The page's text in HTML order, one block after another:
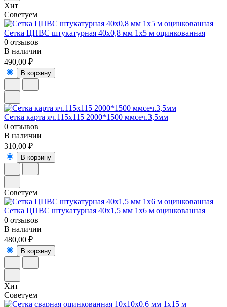
Хит
Советуем
Сетка ЦПВС штукатурная 40х0,8 мм 1х5 м оцинкованная
0 отзывов
В наличии
490,00 ₽
В корзину
Сетка карта яч.115х115 2000*1500 ммсеч.3,5мм
0 отзывов
В наличии
310,00 ₽
В корзину
Советуем
Сетка ЦПВС штукатурная 40х1,5 мм 1х6 м оцинкованная
0 отзывов
В наличии
480,00 ₽
В корзину
Хит
Советуем